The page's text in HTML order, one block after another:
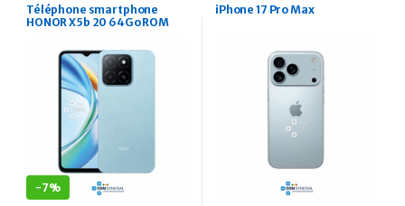
Téléphone smartphone
HONOR X5b 20 64Go ROM
-7%
iPhone 17 Pro Max